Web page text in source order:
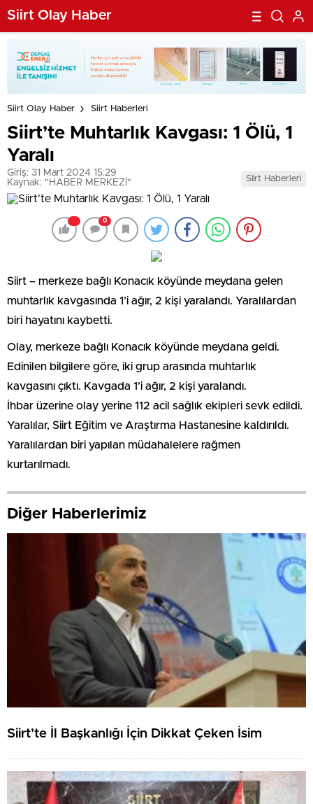
Siirt Olay Haber
Siirt Olay Haber Siirt Haberleri
Siirt’te Muhtarlık Kavgası: 1 Ölü, 1
Yaralı
Giriş: 31 Mart 2024 15:29
Kaynak: "HABER MERKEZİ"
Siirt Haberleri
0
Siirt – merkeze bağlı Konacık köyünde meydana gelen
muhtarlık kavgasında 1’i ağır, 2 kişi yaralandı. Yaralılardan
biri hayatını kaybetti.
Olay, merkeze bağlı Konacık köyünde meydana geldi.
Edinilen bilgilere göre, iki grup arasında muhtarlık
kavgasını çıktı. Kavgada 1’i ağır, 2 kişi yaralandı.
İhbar üzerine olay yerine 112 acil sağlık ekipleri sevk edildi.
Yaralılar, Siirt Eğitim ve Araştırma Hastanesine kaldırıldı.
Yaralılardan biri yapılan müdahalelere rağmen
kurtarılmadı.
Diğer Haberlerimiz
Siirt’te İl Başkanlığı İçin Dikkat Çeken İsim